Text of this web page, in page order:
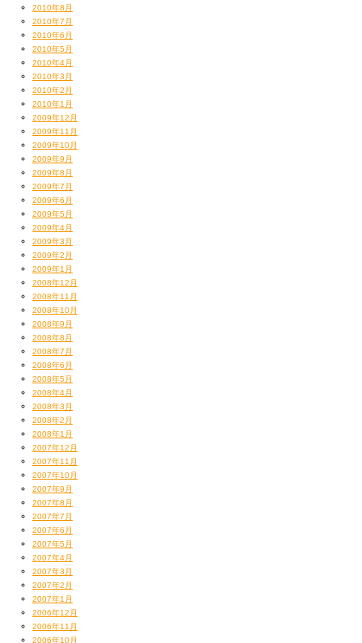
2010年8月
2010年7月
2010年6月
2010年5月
2010年4月
2010年3月
2010年2月
2010年1月
2009年12月
2009年11月
2009年10月
2009年9月
2009年8月
2009年7月
2009年6月
2009年5月
2009年4月
2009年3月
2009年2月
2009年1月
2008年12月
2008年11月
2008年10月
2008年9月
2008年8月
2008年7月
2008年6月
2008年5月
2008年4月
2008年3月
2008年2月
2008年1月
2007年12月
2007年11月
2007年10月
2007年9月
2007年8月
2007年7月
2007年6月
2007年5月
2007年4月
2007年3月
2007年2月
2007年1月
2006年12月
2006年11月
2006年10月